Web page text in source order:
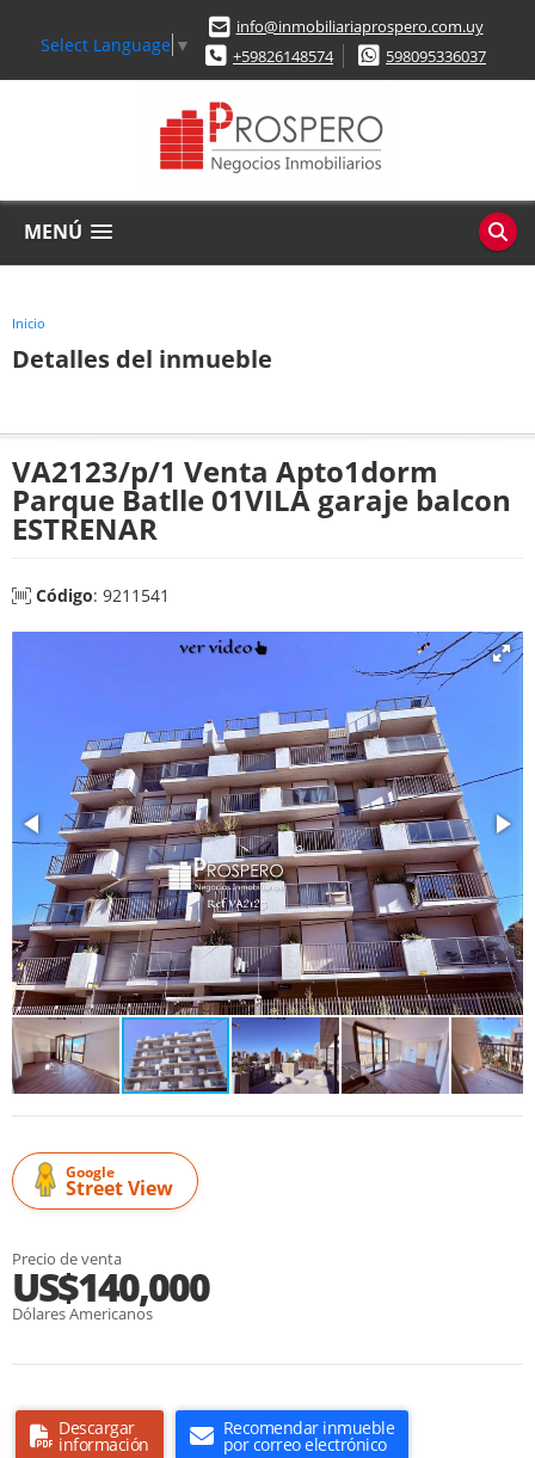
Select Language ▼
info@inmobiliariaprospero.com.uy
+59826148574
598095336037
MENÚ
Inicio
Detalles del inmueble
VA2123/p/1 Venta Apto1dorm
Parque Batlle 01VILA garaje balcon
ESTRENAR
Código: 9211541
Google
Street View
Precio de venta
US$140,000
Dólares Americanos
Descargar
información
Recomendar inmueble
por correo electrónico